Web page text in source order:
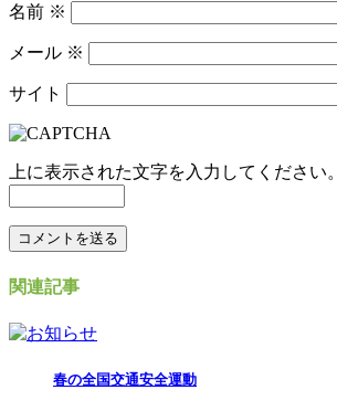
名前 ※
メール ※
サイト
上に表示された文字を入力してください。
関連記事
春の全国交通安全運動